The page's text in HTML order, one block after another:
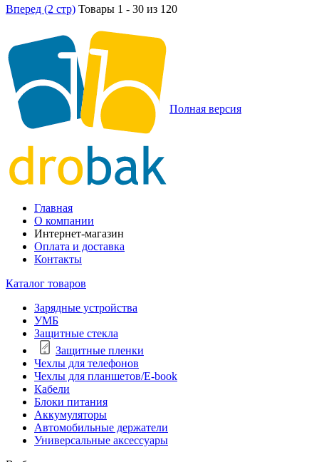
Вперед (2 стр) Товары 1 - 30 из 120
Полная версия
Главная
О компании
Интернет-магазин
Оплата и доставка
Контакты
Каталог товаров
Зарядные устройства
УМБ
Защитные стекла
Защитные пленки
Чехлы для телефонов
Чехлы для планшетов/E-book
Кабели
Блоки питания
Аккумуляторы
Автомобильные держатели
Универсальные аксессуары